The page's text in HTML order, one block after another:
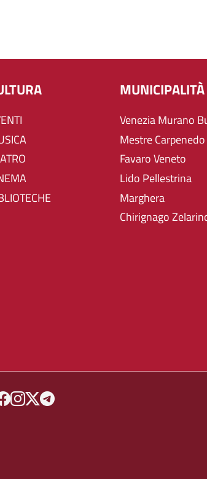
MUNICIPALITÀ
Venezia Murano
Mestre Carpenedo
Favaro Veneto
Lido Pellestrina
Marghera
Chirignago
MENU